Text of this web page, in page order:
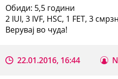
Обиди: 5,5 години
2 IUI, 3 IVF, HSC, 1 FET, 3
Верувај во чуда!
22.01.2016, 16:44